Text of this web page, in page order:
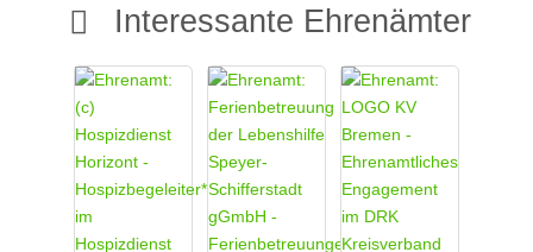
Interessante Ehrenämter